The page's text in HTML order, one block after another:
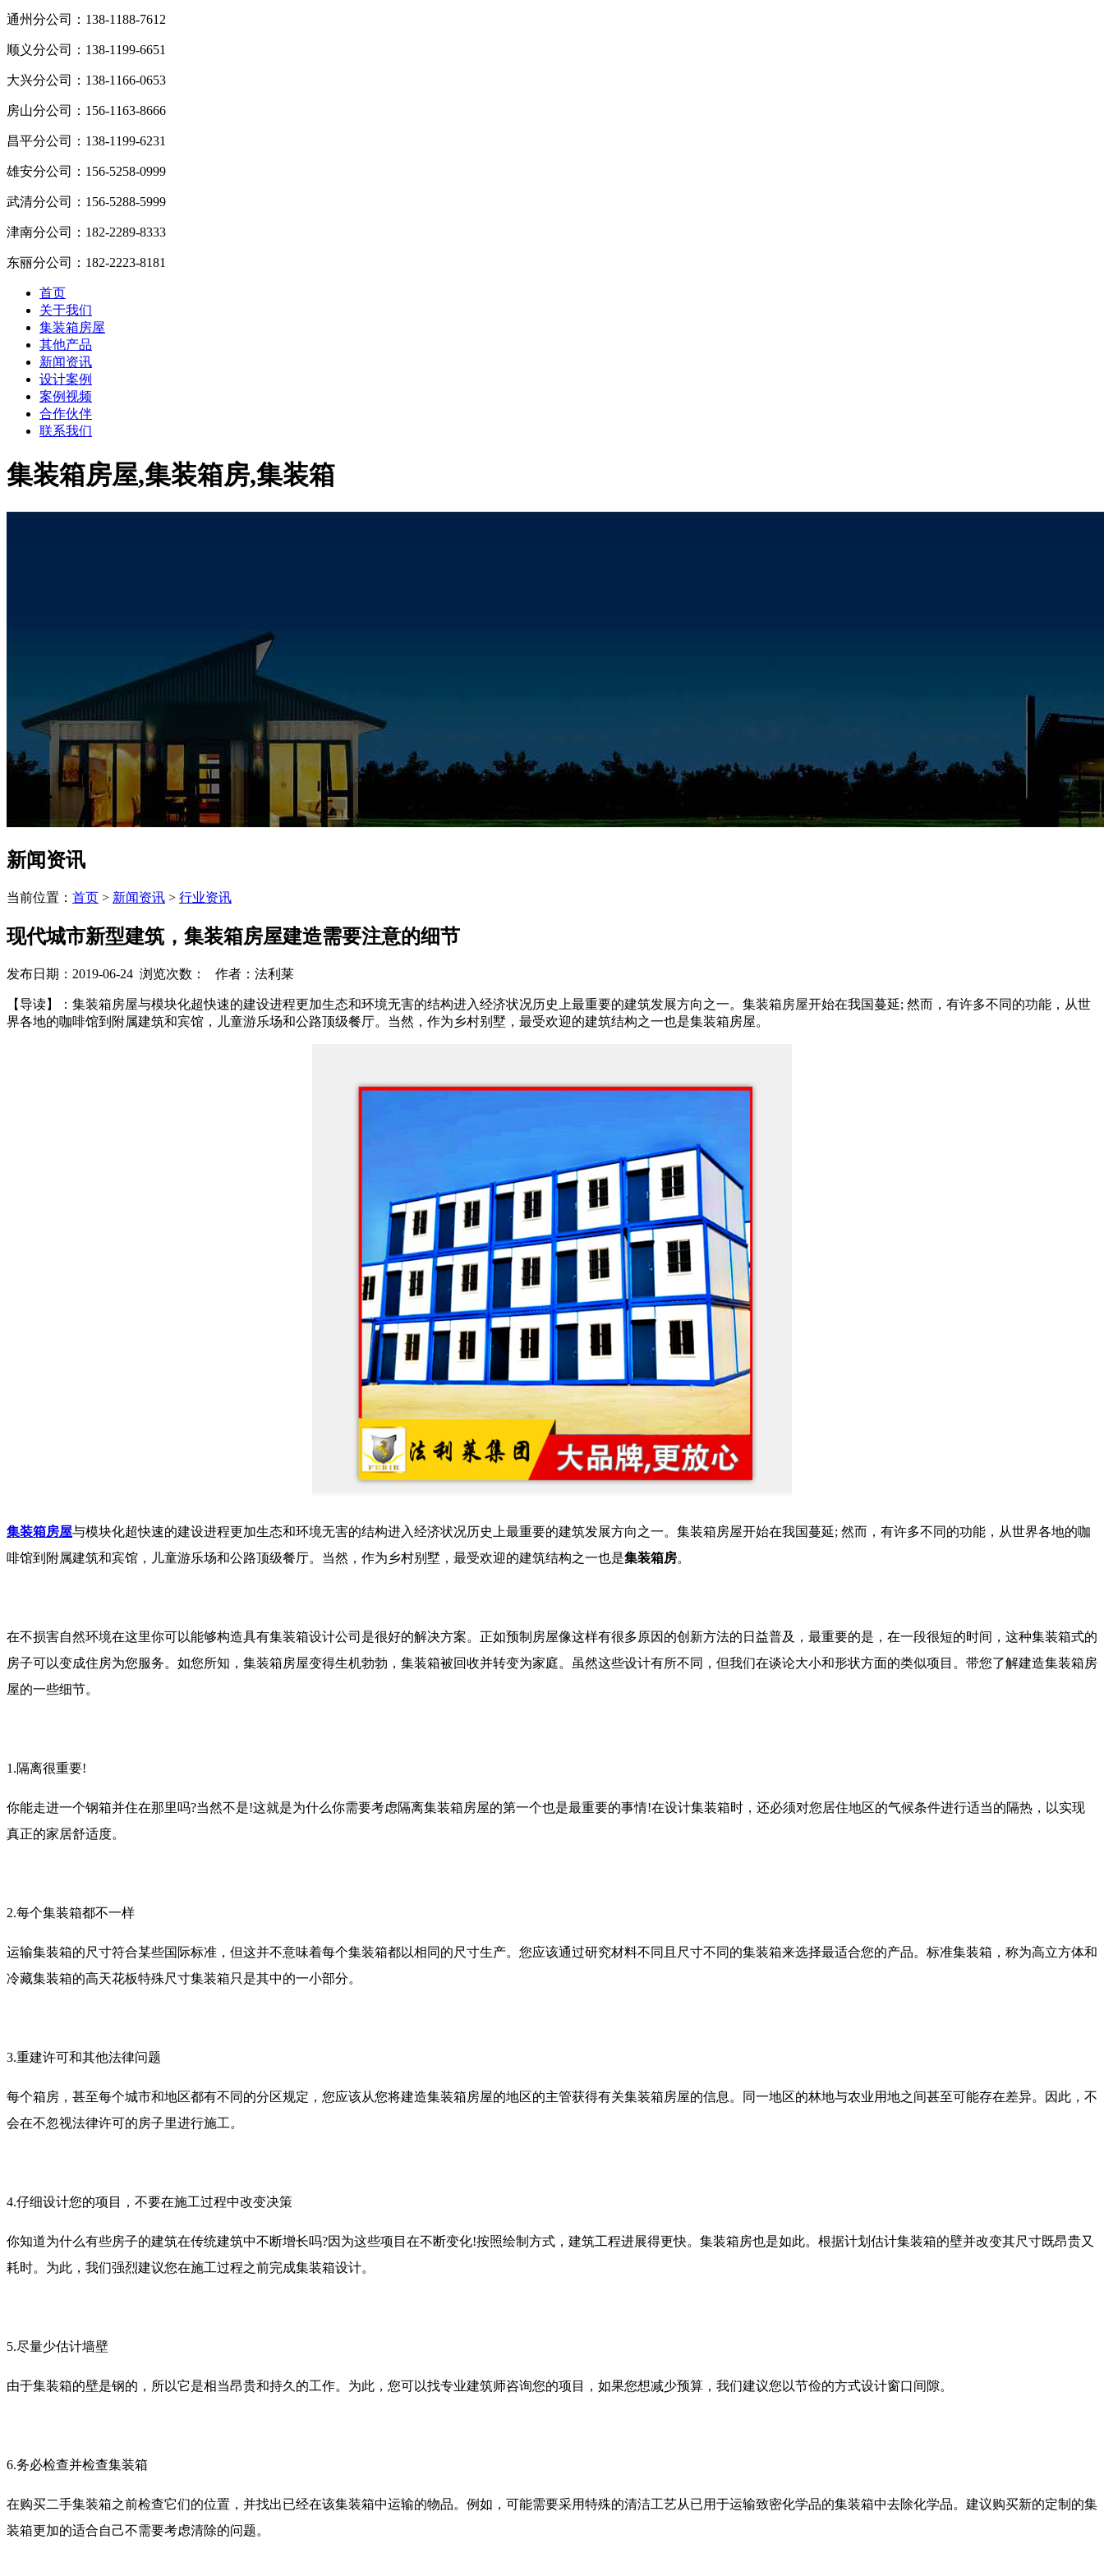
通州分公司： 138-1188-7612
顺义分公司： 138-1199-6651
大兴分公司： 138-1166-0653
房山分公司： 156-1163-8666
昌平分公司： 138-1199-6231
雄安分公司： 156-5258-0999
武清分公司： 156-5288-5999
津南分公司： 182-2289-8333
东丽分公司： 182-2223-8181
首页
关于我们
集装箱房屋
其他产品
新闻资讯
设计案例
案例视频
合作伙伴
联系我们
集装箱房屋,集装箱房,集装箱
新闻资讯
当前位置： 首页 > 新闻资讯 > 行业资讯
现代城市新型建筑，集装箱房屋建造需要注意的细节
发布日期：2019-06-24 浏览次数： 作者：法利莱
【导读】：集装箱房屋与模块化超快速的建设进程更加生态和环境无害的结构进入经济状况历史上最重要的建筑发展方向之一。集装箱房屋开始在我国蔓延; 然而，有许多不同的功能，从世
界各地的咖啡馆到附属建筑和宾馆，儿童游乐场和公路顶级餐厅。当然，作为乡村别墅，最受欢迎的建筑结构之一也是集装箱房屋。
集装箱房屋与模块化超快速的建设进程更加生态和环境无害的结构进入经济状况历史上最重要的建筑发展方向之一。集装箱房屋开始在我国蔓延; 然而，有许多不同的功能，从世界各地的咖
啡馆到附属建筑和宾馆，儿童游乐场和公路顶级餐厅。当然，作为乡村别墅，最受欢迎的建筑结构之一也是集装箱房。
在不损害自然环境在这里你可以能够构造具有集装箱设计公司是很好的解决方案。正如预制房屋像这样有很多原因的创新方法的日益普及，最重要的是，在一段很短的时间，这种集装箱式的
房子可以变成住房为您服务。如您所知，集装箱房屋变得生机勃勃，集装箱被回收并转变为家庭。虽然这些设计有所不同，但我们在谈论大小和形状方面的类似项目。带您了解建造集装箱房
屋的一些细节。
1.隔离很重要!
你能走进一个钢箱并住在那里吗?当然不是!这就是为什么你需要考虑隔离集装箱房屋的第一个也是最重要的事情!在设计集装箱时，还必须对您居住地区的气候条件进行适当的隔热，以实现
真正的家居舒适度。
2.每个集装箱都不一样
运输集装箱的尺寸符合某些国际标准，但这并不意味着每个集装箱都以相同的尺寸生产。您应该通过研究材料不同且尺寸不同的集装箱来选择最适合您的产品。标准集装箱，称为高立方体和
冷藏集装箱的高天花板特殊尺寸集装箱只是其中的一小部分。
3.重建许可和其他法律问题
每个箱房，甚至每个城市和地区都有不同的分区规定，您应该从您将建造集装箱房屋的地区的主管获得有关集装箱房屋的信息。同一地区的林地与农业用地之间甚至可能存在差异。因此，不
会在不忽视法律许可的房子里进行施工。
4.仔细设计您的项目，不要在施工过程中改变决策
你知道为什么有些房子的建筑在传统建筑中不断增长吗?因为这些项目在不断变化!按照绘制方式，建筑工程进展得更快。集装箱房也是如此。根据计划估计集装箱的壁并改变其尺寸既昂贵又
耗时。为此，我们强烈建议您在施工过程之前完成集装箱设计。
5.尽量少估计墙壁
由于集装箱的壁是钢的，所以它是相当昂贵和持久的工作。为此，您可以找专业建筑师咨询您的项目，如果您想减少预算，我们建议您以节俭的方式设计窗口间隙。
6.务必检查并检查集装箱
在购买二手集装箱之前检查它们的位置，并找出已经在该集装箱中运输的物品。例如，可能需要采用特殊的清洁工艺从已用于运输致密化学品的集装箱中去除化学品。建议购买新的定制的集
装箱更加的适合自己不需要考虑清除的问题。